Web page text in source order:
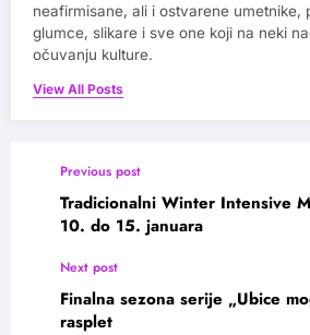
neafirmisane, ali i ostvarene umetnike,
glumce, slikare i sve one koji na neki
očuvanju kulture.
View All Posts
Previous post
Tradicionalni Winter Intensive
10. do 15. januara
Next post
Finalna sezona serije „Ubice
rasplet